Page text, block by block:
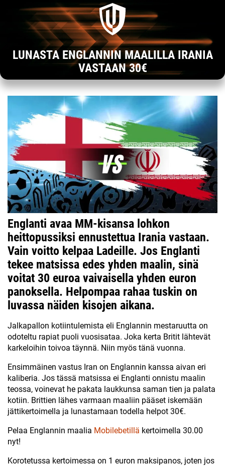
LUNASTA ENGLANNIN MAALILLA IRANIA
VASTAAN 30€
Englanti avaa MM-kisansa lohkon
heittopussiksi ennustettua Irania vastaan.
Vain voitto kelpaa Ladeille. Jos Englanti
tekee matsissa edes yhden maalin, sinä
voitat 30 euroa vaivaisella yhden euron
panoksella. Helpompaa rahaa tuskin on
luvassa näiden kisojen aikana.
Jalkapallon kotiintulemista eli Englannin mestaruutta on
odoteltu rapiat puoli vuosisataa. Joka kerta Britit lähtevät
karkeloihin toivoa täynnä. Niin myös tänä vuonna.
Ensimmäinen vastus Iran on Englannin kanssa aivan eri
kaliberia. Jos tässä matsissa ei Englanti onnistu maalin
teossa, voinevat he pakata laukkunsa saman tien ja palata
kotiin. Brittien lähes varmaan maaliin pääset iskemään
jättikertoimella ja lunastamaan todella helpot 30€.
Pelaa Englannin maalia Mobilebetillä kertoimella 30.00
nyt!
Korotetussa kertoimessa on 1 euron maksipanos, joten jos